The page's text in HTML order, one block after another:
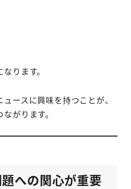
ります。
ースに興味を持つことが、
がります。
への関心が重要